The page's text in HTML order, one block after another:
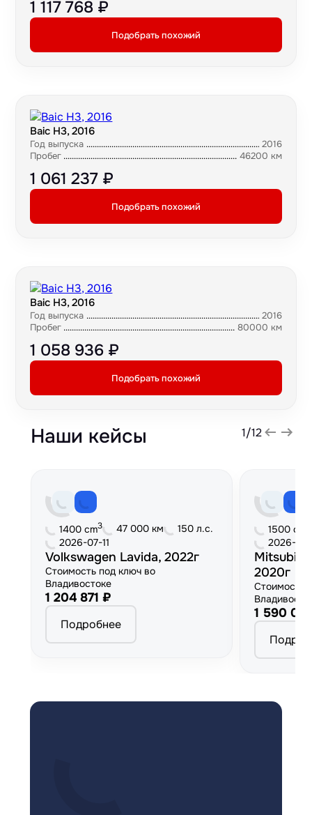
1 117 768 ₽
Подобрать похожий
Baic H3, 2016
Год выпуска
2016
Пробег
46200 км
1 061 237 ₽
Подобрать похожий
Baic H3, 2016
Год выпуска
2016
Пробег
80000 км
1 058 936 ₽
Подобрать похожий
Наши кейсы 1/12
1400 cm3 47 000 км
150 л.с.
2026-07-11
Volkswagen Lavida, 2022г
Стоимость под ключ во
Владивостоке
1 204 871 ₽
Подробнее
1500 cm
2026-
2020г
Стоимость
1 590